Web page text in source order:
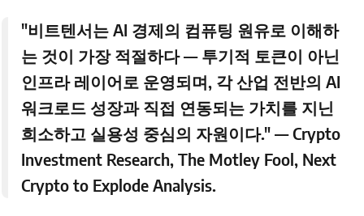
"비트텐서는 AI 경제의 컴퓨팅 원유로 이해하
는 것이 가장 적절하다 — 투기적 토큰이 아닌
인프라 레이어로 운영되며, 각 산업 전반의 AI
워크로드 성장과 직접 연동되는 가치를 지닌
희소하고 실용성 중심의 자원이다." — Crypto
Investment Research, The Motley Fool, Next
Crypto to Explode Analysis.